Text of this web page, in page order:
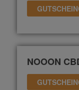
NOOON